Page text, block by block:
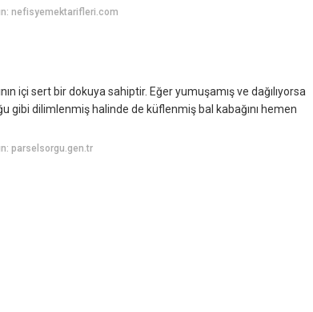
nefisyemektarifleri.com
içi sert bir dokuya sahiptir. Eğer yumuşamış ve dağılıyorsa
gibi dilimlenmiş halinde de küflenmiş bal kabağını hemen
parselsorgu.gen.tr